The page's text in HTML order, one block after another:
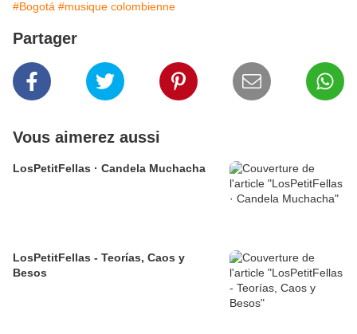
#Bogotá #musique colombienne
Partager
Vous aimerez aussi
LosPetitFellas · Candela Muchacha
LosPetitFellas - Teorías, Caos y
Besos